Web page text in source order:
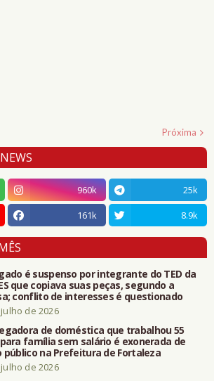
Próxima
960k
25k
161k 8.9k
é suspenso por integrante do TED da
que copiava suas peças, segundo a
conflito de interesses é questionado
de 2026
de doméstica que trabalhou 55
família sem salário é exonerada de
público na Prefeitura de Fortaleza
de 2026